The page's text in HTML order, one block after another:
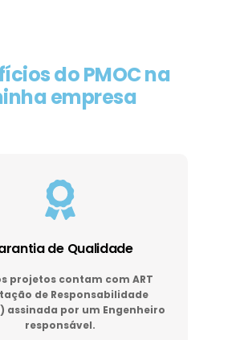
do PMOC na
empresa
de Qualidade
projetos contam com ART
de Responsabilidade
assinada por um Engenheiro
responsável.